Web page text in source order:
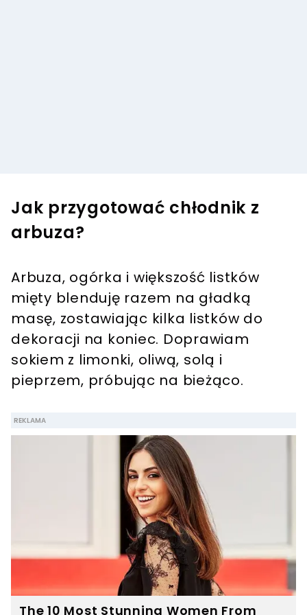
Jak przygotować chłodnik z
arbuza?
Arbuza, ogórka i większość listków
mięty blenduję razem na gładką
masę, zostawiając kilka listków do
dekoracji na koniec. Doprawiam
sokiem z limonki, oliwą, solą i
pieprzem, próbując na bieżąco.